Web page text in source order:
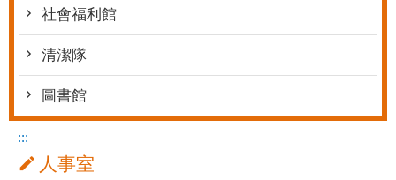
社會福利館
清潔隊
圖書館
:::
人事室